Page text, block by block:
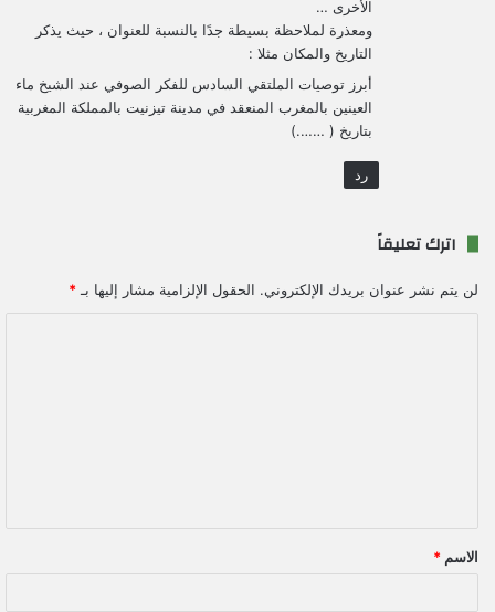
الأخرى …
ومعذرة لملاحظة بسيطة جدًا بالنسبة للعنوان ، حيث يذكر
التاريخ والمكان مثلا :
أبرز توصيات الملتقي السادس للفكر الصوفي عند الشيخ ماء
العينين بالمغرب المنعقد في مدينة تيزنيت بالمملكة المغربية
بتاريخ ( …….)
رد
اترك تعليقاً
لن يتم نشر عنوان بريدك الإلكتروني. الحقول الإلزامية مشار إليها بـ *
ق
*
الاسم *